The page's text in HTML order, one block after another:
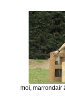
moi, marrondair